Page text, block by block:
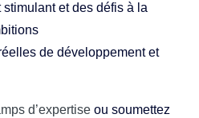
et des défis à la
de développement et
d’expertise ou soumettez